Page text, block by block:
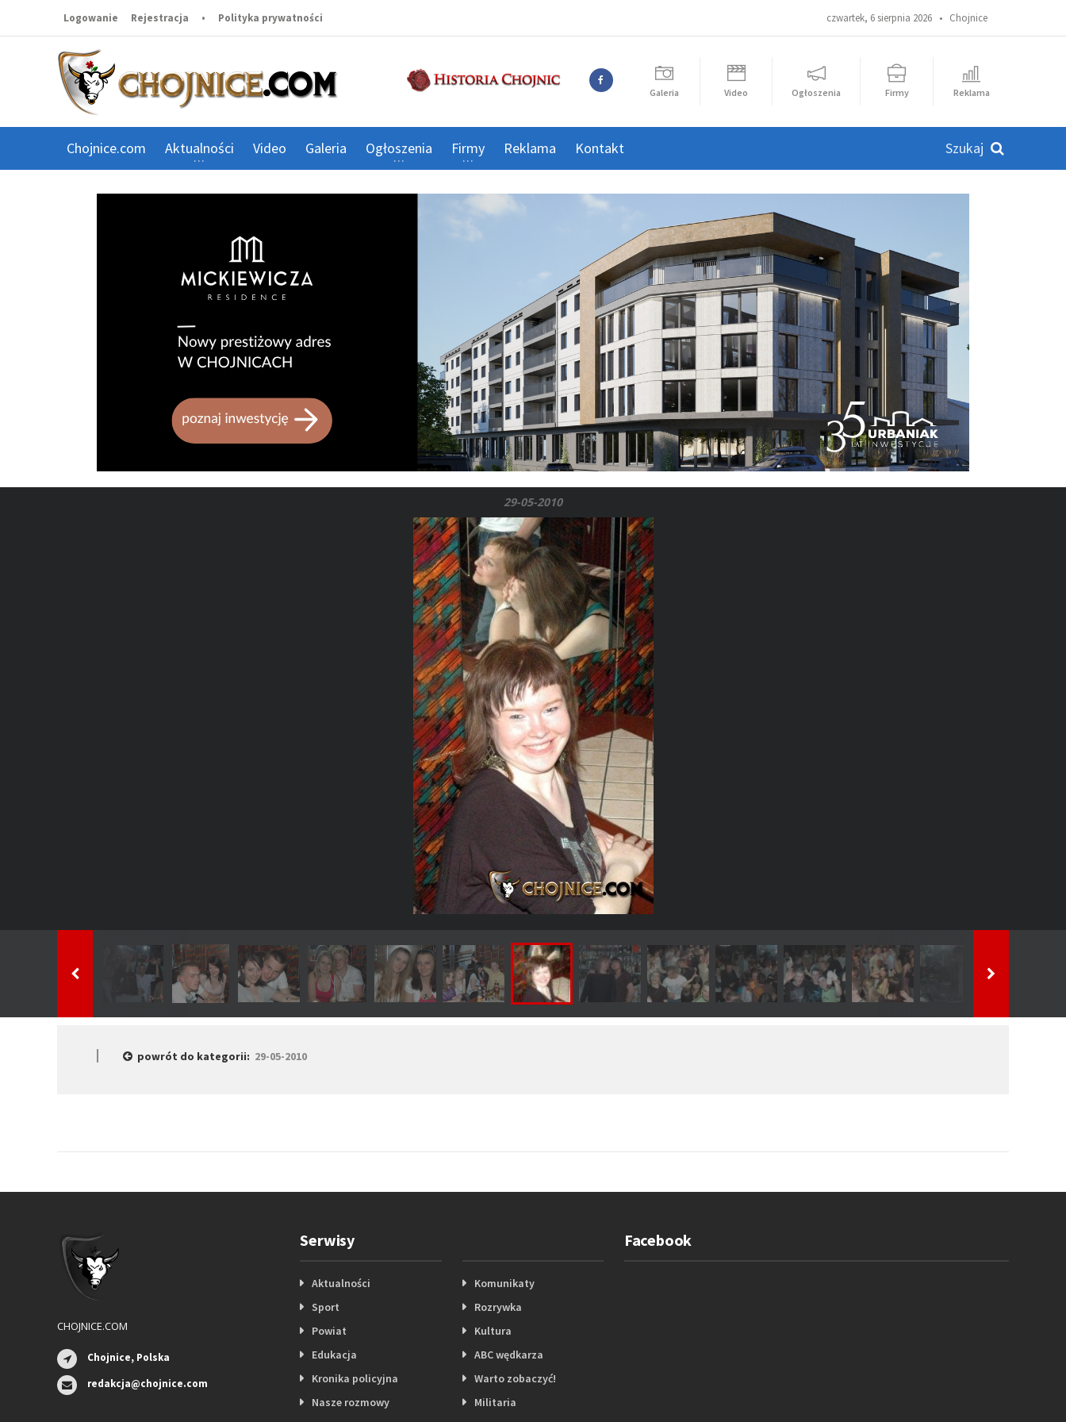
czwartek, 6 sierpnia 2026 • Chojnice
Logowanie Rejestracja • Polityka prywatności
Galeria Video Ogłoszenia Firmy Reklama
Chojnice.com Aktualności Video Galeria Ogłoszenia Firmy Reklama Kontakt
29-05-2010
powrót do kategorii: 29-05-2010
CHOJNICE.COM
Chojnice, Polska
redakcja@chojnice.com
Serwisy
Aktualności
Sport
Powiat
Edukacja
Kronika policyjna
Nasze rozmowy
Komunikaty
Rozrywka
Kultura
ABC wędkarza
Warto zobaczyć!
Militaria
Facebook